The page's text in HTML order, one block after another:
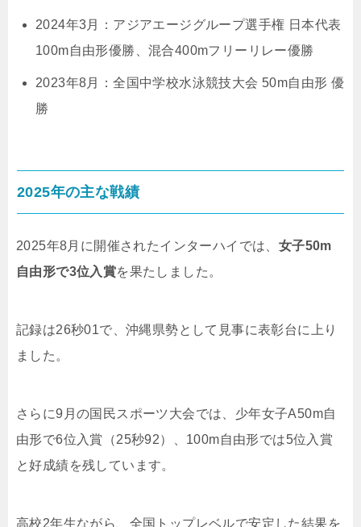
2024年3月：アジアエージグループ選手権 日本代表
100m自由形優勝、混合400mフリーリレー優勝
2023年8月：全国中学校水泳競技大会 50m自由形 優
勝
2025年の主な戦績
2025年8月に開催されたインターハイでは、 女子50m
自由形で3位入賞を果たしました。
記録は26秒01で、沖縄県勢として見事に表彰台に上り
ました。
さらに9月の国民スポーツ大会では、少年女子A50m自
由形で6位入賞（25秒92）、100m自由形では5位入賞
と好成績を残しています。
高校2年生ながら、全国トップレベルで安定した結果を